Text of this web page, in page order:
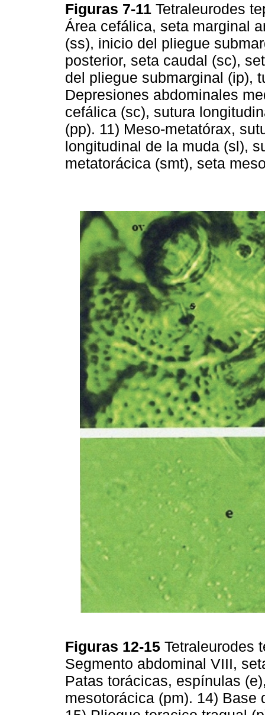
Figuras 7-11 Tetraleurodes
Área cefálica, seta marginal
(ss), inicio del pliegue
posterior, seta caudal (sc),
del pliegue submarginal (ip),
Depresiones abdominales
cefálica (sc), sutura
(pp). 11) Meso-metatórax,
longitudinal de la muda (sl),
metatorácica (smt), seta
Figuras 12-15 Tetraleurodes
Segmento abdominal VIII,
Patas torácicas, espínulas
mesotorácica (pm). 14)